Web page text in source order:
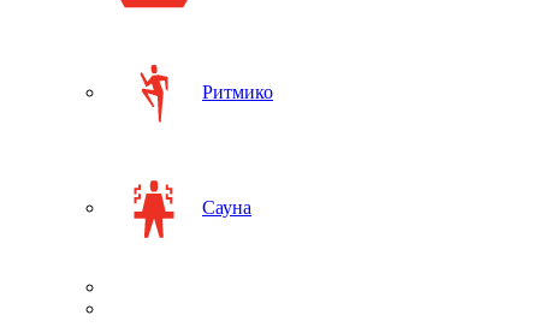
Ритмико
Сауна